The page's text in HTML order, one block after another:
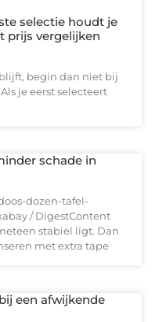
selectie houdt je
prijs vergelijken
begin dan niet bij
je eerst selecteert
schade in
dozen-tafel-
/ DigestContent
stabiel ligt. Dan
met extra tape
een afwijkende